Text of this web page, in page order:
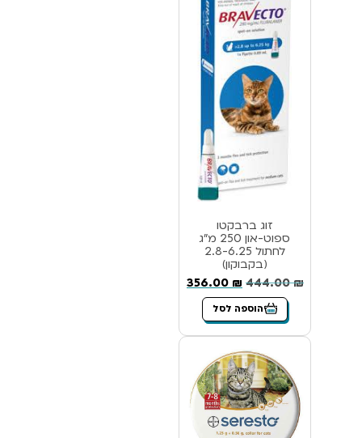
זוג ברבקטו
ספוט-און 250 מ”ג
לחתול 2.8-6.25
(בקבוקון)
444.00₪
356.00 ₪
הוספה לסל